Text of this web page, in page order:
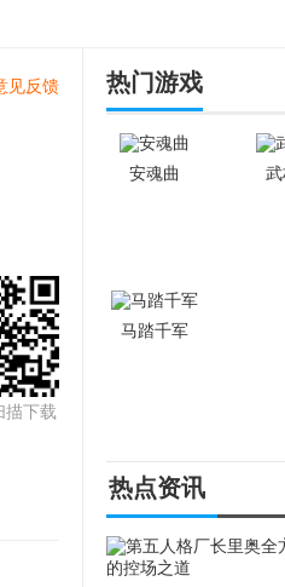
见反馈
描下载
热门游戏
安魂曲
马踏千军
热点资讯